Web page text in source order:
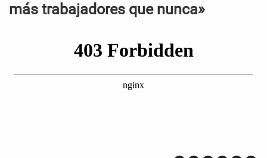
más trabajadores que nunca»